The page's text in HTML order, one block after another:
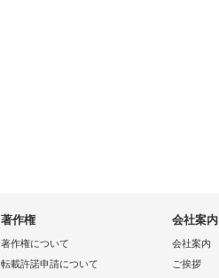
著作権
著作権について
転載許諾申請について
会社案内
会社案内
ご挨拶